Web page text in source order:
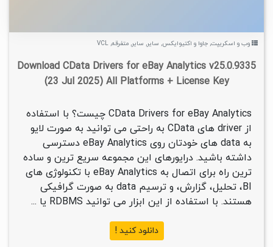
وب و اسکریپت, جاوا و اکتیوایکس, سایر, سایر, متفرقه,
VCL
Download CData Drivers for eBay Analytics v25.0.9335
(23 Jul 2025) All Platforms + License Key
CData Drivers for eBay Analytics چیست؟ با استفاده
از driver های CData به راحتی می توانید به صورت لایو
به data های خودتان روی eBay Analytics دسترسی
داشته باشید. درایورهای این مجموعه سریع ترین و ساده
ترین راه برای اتصال به eBay Analytics با تکنولوژی های
BI، تحلیل، گزارش، و ترسیم data به صورت گرافیکی
هستند. با استفاده از این ابزار می توانید RDBMS یا ...
دانلود کنید !